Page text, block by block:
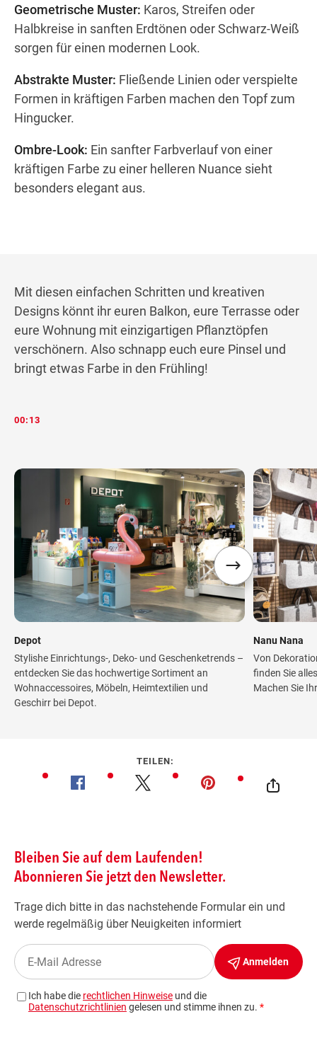
Geometrische Muster: Karos, Streifen oder
Halbkreise in sanften Erdtönen oder Schwarz-Weiß
sorgen für einen modernen Look.
Abstrakte Muster: Fließende Linien oder verspielte
Formen in kräftigen Farben machen den Topf zum
Hingucker.
Ombre-Look: Ein sanfter Farbverlauf von einer
kräftigen Farbe zu einer helleren Nuance sieht
besonders elegant aus.
Mit diesen einfachen Schritten und kreativen
Designs könnt ihr euren Balkon, eure Terrasse oder
eure Wohnung mit einzigartigen Pflanztöpfen
verschönern. Also schnapp euch eure Pinsel und
bringt etwas Farbe in den Frühling!
00:13
Depot
Stylishe Einrichtungs-, Deko- und Geschenketrends –
entdecken Sie das hochwertige Sortiment an
Wohnaccessoires, Möbeln, Heimtextilien und
Geschirr bei Depot.
Nanu Nana
Von
finden Sie
Machen Sie
TEILEN: